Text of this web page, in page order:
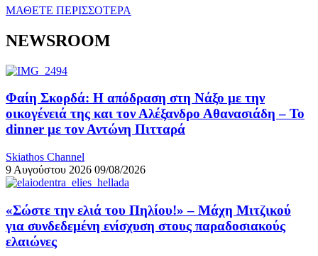
ΜΑΘΕΤΕ ΠΕΡΙΣΣΟΤΕΡΑ
NEWSROOM
Φαίη Σκορδά: Η απόδραση στη Νάξο με την
οικογένειά της και τον Αλέξανδρο Αθανασιάδη – Το
dinner με τον Αντώνη Πιτταρά
Skiathos Channel
9 Αυγούστου 2026 09/08/2026
«Σώστε την ελιά του Πηλίου!» – Μάχη Μιτζικού
για συνδεδεμένη ενίσχυση στους παραδοσιακούς
ελαιώνες